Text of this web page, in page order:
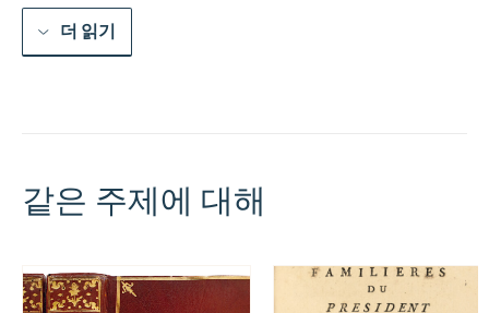
더 읽기
같은 주제에 대해